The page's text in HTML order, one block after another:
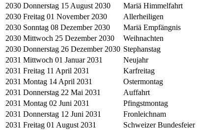
2030 Donnerstag 15 August 2030
Mariä Himmelfahrt
2030 Freitag 01 November 2030
Allerheiligen
2030 Sonntag 08 Dezember 2030
Mariä Empfängnis
2030 Mittwoch 25 Dezember 2030
Weihnachten
2030 Donnerstag 26 Dezember 2030 Stephanstag
2031 Mittwoch 01 Januar 2031
Neujahr
2031 Freitag 11 April 2031
Karfreitag
2031 Montag 14 April 2031
Ostermontag
2031 Donnerstag 22 Mai 2031
Auffahrt
2031 Montag 02 Juni 2031
Pfingstmontag
2031 Donnerstag 12 Juni 2031
Fronleichnam
2031 Freitag 01 August 2031
Schweizer Bundesfeier